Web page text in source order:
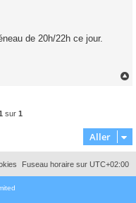
de 20h/22h ce jour.
sur 1
Aller
Fuseau horaire sur UTC+02:00